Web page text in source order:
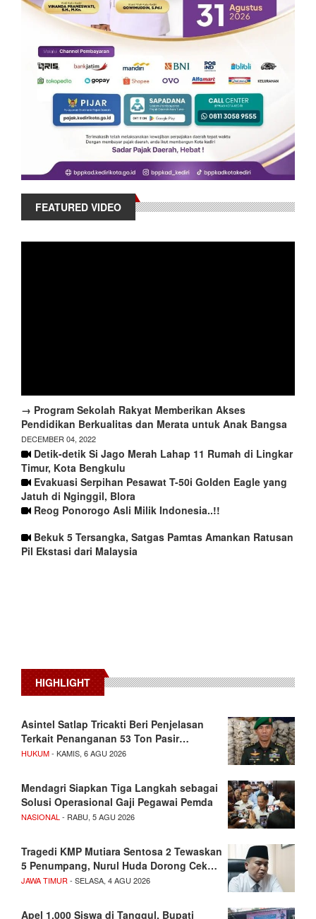
FEATURED VIDEO
→ Program Sekolah Rakyat Memberikan Akses
Pendidikan Berkualitas dan Merata untuk Anak Bangsa
DECEMBER 04, 2022
Detik-detik Si Jago Merah Lahap 11 Rumah di Lingkar
Timur, Kota Bengkulu
Evakuasi Serpihan Pesawat T-50i Golden Eagle yang
Jatuh di Nginggil, Blora
Reog Ponorogo Asli Milik Indonesia..!!
Bekuk 5 Tersangka, Satgas Pamtas Amankan Ratusan
Pil Ekstasi dari Malaysia
HIGHLIGHT
Asintel Satlap Tricakti Beri Penjelasan
Terkait Penanganan 53 Ton Pasir…
HUKUM- KAMIS, 6 AGU 2026
Mendagri Siapkan Tiga Langkah sebagai
Solusi Operasional Gaji Pegawai Pemda
NASIONAL - RABU, 5 AGU 2026
Tragedi KMP Mutiara Sentosa 2 Tewaskan
5 Penumpang, Nurul Huda Dorong Cek…
JAWA TIMUR - SELASA, 4 AGU 2026
Apel 1.000 Siswa di Tanggul, Bupati